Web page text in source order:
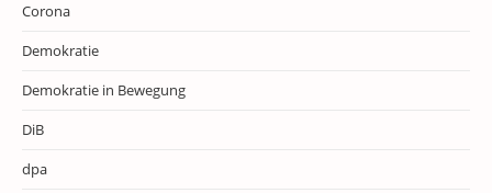
Corona
Demokratie
Demokratie in Bewegung
DiB
dpa